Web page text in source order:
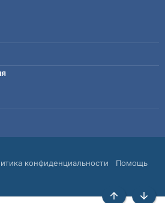
конфиденциальности
Помощь